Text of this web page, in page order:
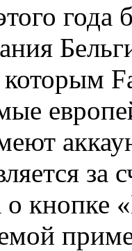
года
которым
за
кнопке